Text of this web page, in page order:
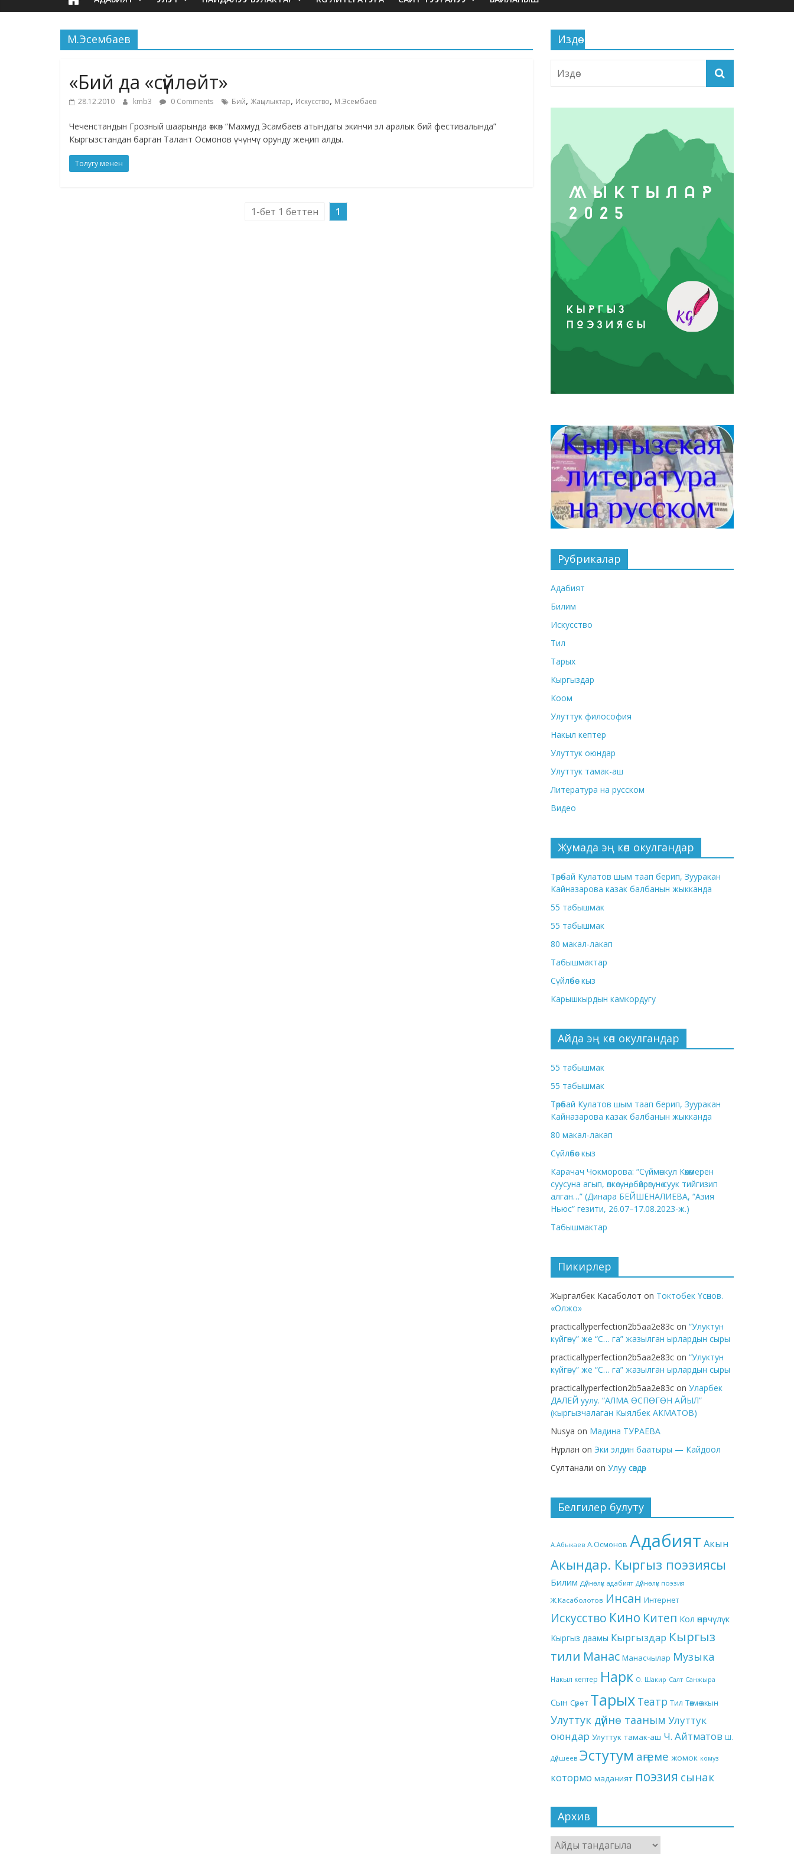
М.Эсембаев
«Бий да «сүйлөйт»
28.12.2010 kmb3 0 Comments Бий, Жаңылыктар, Искусство, М.Эсембаев
Чеченстандын Грозный шаарында өткөн “Махмуд Эсамбаев атындагы экинчи эл аралык бий фестивалында”
Кыргызстандан барган Талант Осмонов үчүнчү орунду жеңип алды.
Толугу менен
1-бет 1 беттен 1
Издөө
Рубрикалар
Адабият
Билим
Искусство
Тил
Тарых
Кыргыздар
Коом
Улуттук философия
Накыл кептер
Улуттук оюндар
Улуттук тамак-аш
Литература на русском
Видео
Жумада эң көп окулгандар
Төрөбай Кулатов шым таап берип, Зууракан
Кайназарова казак балбанын жыкканда
55 табышмак
55 табышмак
80 макал-лакап
Табышмактар
Сүйлөбөс кыз
Карышкырдын камкордугу
Айда эң көп окулгандар
55 табышмак
55 табышмак
Төрөбай Кулатов шым таап берип, Зууракан
Кайназарова казак балбанын жыкканда
80 макал-лакап
Сүйлөбөс кыз
Карачач Чокморова: “Сүймөнкул Көкөмерен
суусуна агып, өпкөсүнө, бөйрөгүнө суук тийгизип
алган…” (Динара БЕЙШЕНАЛИЕВА, “Азия
Ньюс” гезити, 26.07–17.08.2023-ж.)
Табышмактар
Пикирлер
Жыргалбек Касаболот on Токтобек Үсөнов.
«Олжо»
practicallyperfection2b5aa2e83c on “Улуктун
күйгөнү” же “С… га” жазылган ырлардын сыры
practicallyperfection2b5aa2e83c on “Улуктун
күйгөнү” же “С… га” жазылган ырлардын сыры
practicallyperfection2b5aa2e83c on Уларбек
ДАЛЕЙ уулу. “АЛМА ӨСПӨГӨН АЙЫЛ”
(кыргызчалаган Кыялбек АКМАТОВ)
Nusya on Мадина ТУРАЕВА
Нұрлан on Эки элдин баатыры — Кайдоол
Султанали on Улуу сөздөр
Белгилер булуту
А.Абыкаев А.Осмонов Адабият Акын
Акындар. Кыргыз поэзиясы
Билим Дүйнөлүк адабият Дүйнөлүк поэзия
Ж.Касаболотов Инсан Интернет
Искусство Кино Китеп Кол өнөрчүлүк
Кыргыз даамы Кыргыздар Кыргыз
тили Манас Манасчылар Музыка
Накыл кептер Нарк О. Шакир Салт Санжыра
Сын Сүрөт Тарых Театр Тил Төкмө акын
Улуттук дүйнө тааным Улуттук
оюндар Улуттук тамак-аш Ч. Айтматов Ш.
Дүйшеев Эстутум аңгеме жомок комуз
котормо маданият поэзия сынак
Архив
Архив